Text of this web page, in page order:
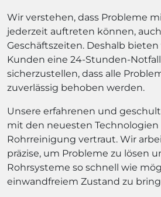
Wir verstehen, dass Probleme
jederzeit auftreten können,
Geschäftszeiten. Deshalb
Kunden eine 24-Stunden-
sicherzustellen, dass alle
zuverlässig behoben werden.
Unsere erfahrenen und
mit den neuesten Technologien
Rohrreinigung vertraut. Wir
präzise, um Probleme zu lösen
Rohrsysteme so schnell wie
einwandfreiem Zustand zu